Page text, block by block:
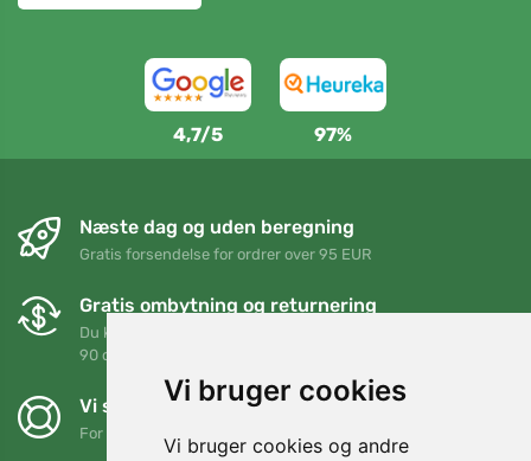
Vi bruger cookies
Vi bruger cookies og andre
4,7/5 97%
Næste dag og uden beregning
Gratis forsendelse for ordrer over 95 EUR
Gratis ombytning og returnering
Du kan returnere eller bytte din ordre når som helst inden for
90 dage
Vi støtter Trees.org
For hver ordre planter vi et træ! Læs mere